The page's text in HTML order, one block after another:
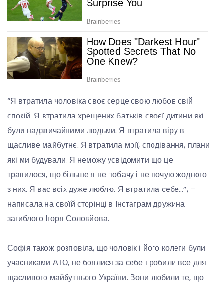
“Я втратила чоловіка своє серце свою любов свій
спокій. Я втратила хрещених батьків своєї дитини які
були надзвичайними людьми. Я втратила віру в
щасливе майбутнє. Я втратила мрії, сподівання, плани
які ми будували. Я неможу усвідомити що це
трапилося, що більше я не побачу і не почую жодного
з них. Я вас всіх дуже люблю. Я втратила себе…”, –
написала на своїй сторінці в Інстаграм дружина
загиблого Ігоря Соловйова.
Софія також розповіла, що чоловік і його колеги були
учасниками АТО, не боялися за себе і робили все для
щасливого майбутнього України. Вони любили те, що